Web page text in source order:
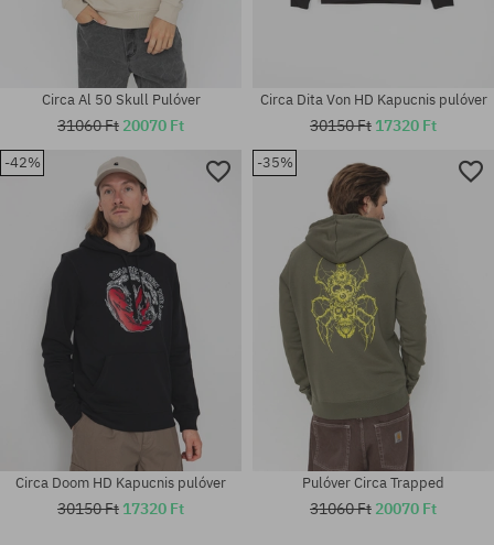
Elérhető méretek:
Elérhető méretek:
Circa Al 50 Skull Pulóver
31060 Ft 20070 Ft
Circa Dita Von HD Kapucnis pulóver
30150 Ft 17320 Ft
-42%
Circa Doom HD Kapucnis pulóver
30150 Ft 17320 Ft
-35%
Pulóver Circa Trapped
31060 Ft 20070 Ft